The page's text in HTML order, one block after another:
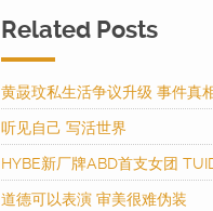
Related Posts
黄晸玟私生活争议升级 事件真
听见自己 写活世界
HYBE新厂牌ABD首支女团
道德可以表演 审美很难伪装